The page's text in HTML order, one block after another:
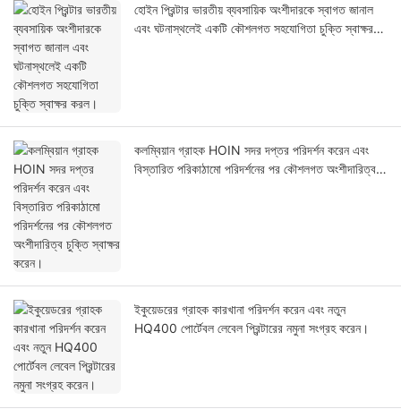
হোইন প্রিন্টার ভারতীয় ব্যবসায়িক অংশীদারকে স্বাগত জানাল
এবং ঘটনাস্থলেই একটি কৌশলগত সহযোগিতা চুক্তি স্বাক্ষর
কলম্বিয়ান গ্রাহক HOIN সদর দপ্তর পরিদর্শন করেন এবং
বিস্তারিত পরিকাঠামো পরিদর্শনের পর কৌশলগত অংশীদারিত্ব
ইকুয়েডরের গ্রাহক কারখানা পরিদর্শন করেন এবং নতুন
HQ400 পোর্টেবল লেবেল প্রিন্টারের নমুনা সংগ্রহ করেন।